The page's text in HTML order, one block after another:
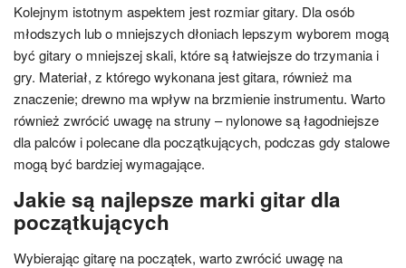
Kolejnym istotnym aspektem jest rozmiar gitary. Dla osób
młodszych lub o mniejszych dłoniach lepszym wyborem mogą
być gitary o mniejszej skali, które są łatwiejsze do trzymania i
gry. Materiał, z którego wykonana jest gitara, również ma
znaczenie; drewno ma wpływ na brzmienie instrumentu. Warto
również zwrócić uwagę na struny – nylonowe są łagodniejsze
dla palców i polecane dla początkujących, podczas gdy stalowe
mogą być bardziej wymagające.
Jakie są najlepsze marki gitar dla
początkujących
Wybierając gitarę na początek, warto zwrócić uwagę na